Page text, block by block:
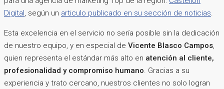
Digital , según un articulo publicado en su sección de noticias.
Esta excelencia en el servicio no sería posible sin la dedicación
de nuestro equipo, y en especial de Vicente Blasco Campos,
quien representa el estándar más alto en atención al cliente,
profesionalidad y compromiso humano. Gracias a su
experiencia y trato cercano, nuestros clientes no solo logran